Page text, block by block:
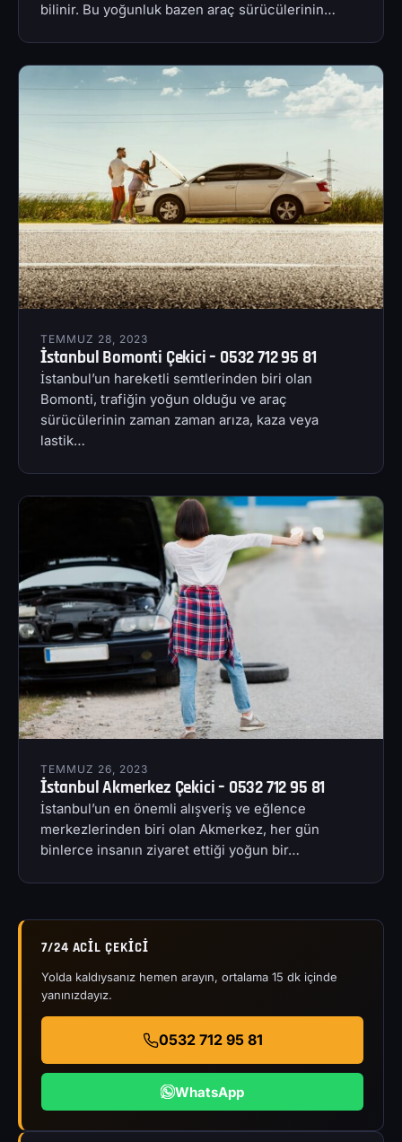
bilinir. Bu yoğunluk bazen araç sürücülerinin…
TEMMUZ 28, 2023
İstanbul Bomonti Çekici – 0532 712 95 81
İstanbul’un hareketli semtlerinden biri olan
Bomonti, trafiğin yoğun olduğu ve araç
sürücülerinin zaman zaman arıza, kaza veya
lastik…
TEMMUZ 26, 2023
İstanbul Akmerkez Çekici – 0532 712 95 81
İstanbul’un en önemli alışveriş ve eğlence
merkezlerinden biri olan Akmerkez, her gün
binlerce insanın ziyaret ettiği yoğun bir…
7/24 ACIL ÇEKICI
Yolda kaldıysanız hemen arayın, ortalama 15 dk içinde
yanınızdayız.
0532 712 95 81
WhatsApp